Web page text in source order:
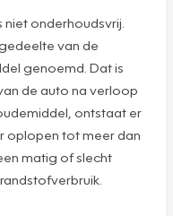
onderhoudsvrij.
van de
genoemd. Dat is
de auto na verloop
ontstaat er
oplopen tot meer dan
matig of slecht